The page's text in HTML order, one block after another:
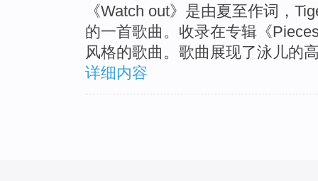
《Watch out》是由夏至作词，
的一首歌曲。收录在专辑《
风格的歌曲。歌曲展现了泳儿的
详细内容